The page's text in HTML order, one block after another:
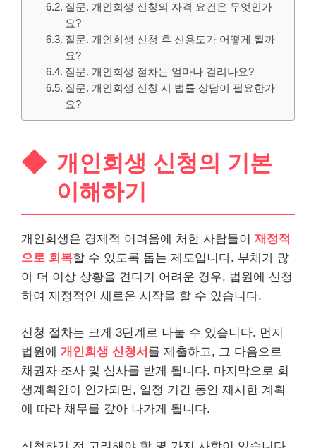
질문. 개인회생 신청의 자격 요건은 무엇인가
요?
질문. 개인회생 신청 후 신용도가 어떻게 될까
요?
질문. 개인회생 절차는 얼마나 걸리나요?
질문. 개인회생 신청 시 법률 상담이 필요한가
요?
개인회생 신청의 기본
이해하기
개인회생은 경제적 어려움에 처한 사람들이 재정적
으로 회복할 수 있도록 돕는 제도입니다. 부채가 많
아 더 이상 상황을 견디기 어려운 경우, 법원에 신청
하여 재정적인 새로운 시작을 할 수 있습니다.
신청 절차는 크게 3단계로 나눌 수 있습니다. 먼저
법원에 개인회생 신청서 를 제출하고, 그 다음으로
채권자 조사 및 심사를 받게 됩니다. 마지막으로 회
생계 획안이 인가되면, 일정 기간 동안 제시한 계획
에 따라 채무를 갚아 나가게 됩니다.